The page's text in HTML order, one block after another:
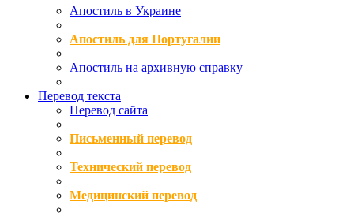
Апостиль в Украине
Апостиль для Португалии
Апостиль на архивную справку
Перевод текста
Перевод сайта
Письменный перевод
Технический перевод
Медицинский перевод